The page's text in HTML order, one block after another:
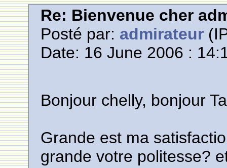
Re: Bienvenue cher
Posté par: admirateur
Date: 16 June 2006 :
Bonjour chelly, bonjour
Grande est ma
grande votre politesse?